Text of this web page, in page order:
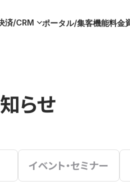
済/CRM ポータル/集客機能料金
らせ
イベント・セミナー